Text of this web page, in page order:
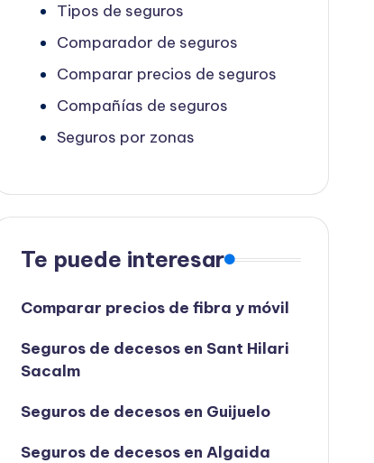
Tipos de seguros
Comparador de seguros
Comparar precios de seguros
Compañías de seguros
Seguros por zonas
Te puede interesar
Comparar precios de fibra y móvil
Seguros de decesos en Sant Hilari
Sacalm
Seguros de decesos en Guijuelo
Seguros de decesos en Algaida